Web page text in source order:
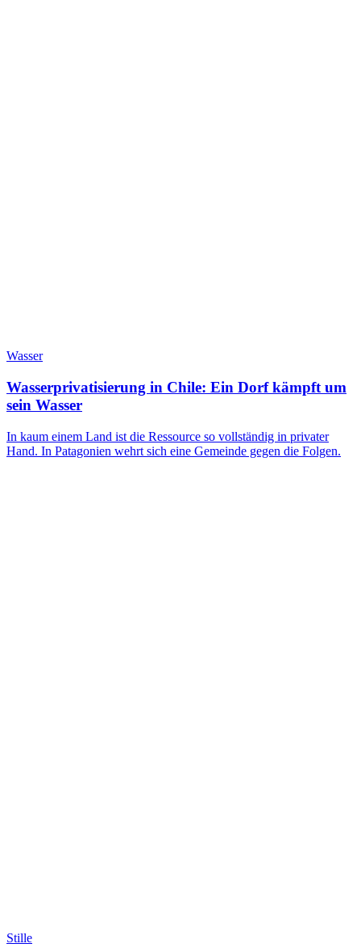
Wasser
Wasserprivatisierung in Chile: Ein Dorf kämpft um
sein Wasser
In kaum einem Land ist die Ressource so vollständig in privater
Hand. In Patagonien wehrt sich eine Gemeinde gegen die Folgen.
Stille